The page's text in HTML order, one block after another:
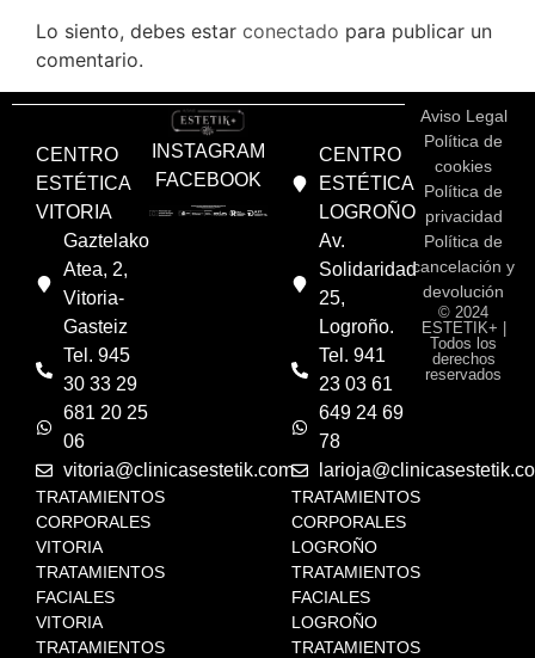
Lo siento, debes estar conectado para publicar un
comentario.
CENTRO
ESTÉTICA
VITORIA
Gaztelako
Atea, 2,
Vitoria-
Gasteiz
Tel. 945
30 33 29
681 20 25
06
vitoria@clinicasestetik.com
TRATAMIENTOS
CORPORALES
VITORIA
TRATAMIENTOS
FACIALES
VITORIA
TRATAMIENTOS
INSTAGRAM
FACEBOOK
CENTRO
ESTÉTICA
LOGROÑO
Av.
Solidaridad
25,
Logroño.
Tel. 941
23 03 61
649 24 69
78
TRATAMIENTOS
CORPORALES
LOGROÑO
TRATAMIENTOS
FACIALES
LOGROÑO
TRATAMIENTOS
Aviso Legal
Política de
cookies
Política de
privacidad
Política de
cancelación y
devolución
© 2024
ESTETIK+ |
Todos los
derechos
reservados